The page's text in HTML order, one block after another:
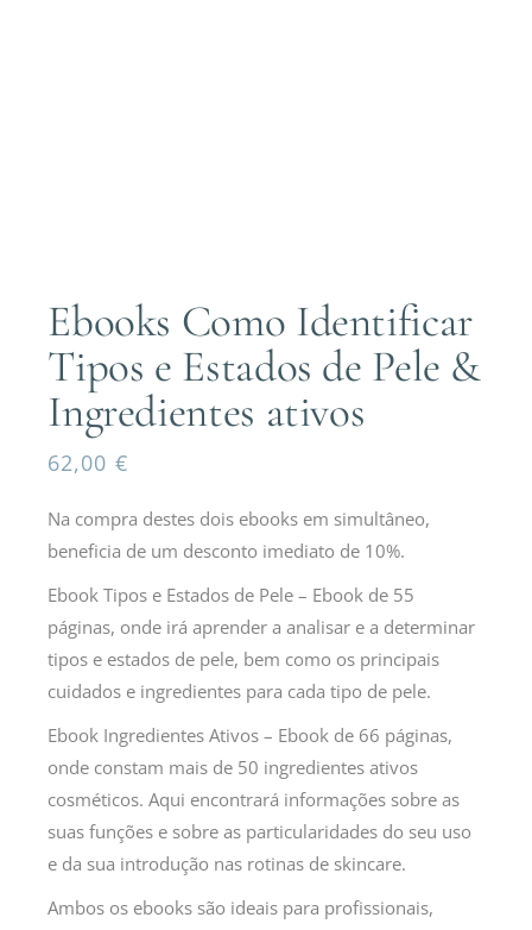
Ebooks Como Identificar
Tipos e Estados de Pele &
Ingredientes ativos
62,00 €
Na compra destes dois ebooks em simultâneo,
beneficia de um desconto imediato de 10%.
Ebook Tipos e Estados de Pele – Ebook de 55
páginas, onde irá aprender a analisar e a determinar
tipos e estados de pele, bem como os principais
cuidados e ingredientes para cada tipo de pele.
Ebook Ingredientes Ativos – Ebook de 66 páginas,
onde constam mais de 50 ingredientes ativos
cosméticos. Aqui encontrará informações sobre as
suas funções e sobre as particularidades do seu uso
e da sua introdução nas rotinas de skincare.
Ambos os ebooks são ideais para profissionais,